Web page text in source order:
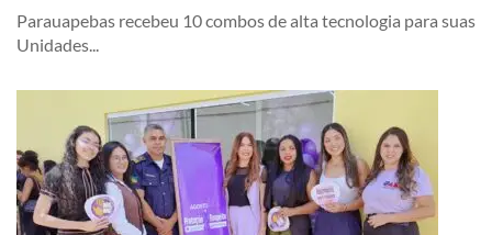
Parauapebas recebeu 10 combos de alta tecnologia para suas
Unidades...